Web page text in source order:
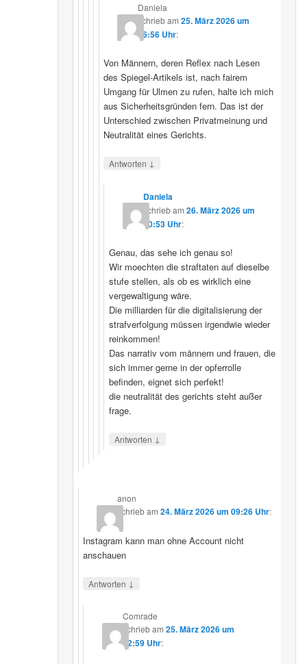
Daniela
schriebam25. März 2026 um
16:56 Uhr:
Von Männern, deren Reflex nach Lesen
des Spiegel-Artikels ist, nach fairem
Umgang für Ulmen zu rufen, halte ich mich
aus Sicherheitsgründen fern. Das ist der
Unterschied zwischen Privatmeinung und
Neutralität eines Gerichts.
Antworten ↓
Daniela
schriebam 26. März 2026 um
10:53 Uhr:
Genau, das sehe ich genau so!
Wir moechten die straftaten auf dieselbe
stufe stellen, als ob es wirklich eine
vergewaltigung wäre.
Die milliarden für die digitalisierung der
strafverfolgung müssen irgendwie wieder
reinkommen!
Das narrativ vom männern und frauen, die
sich immer gerne in der opferrolle
befinden, eignet sich perfekt!
die neutralität des gerichts steht außer
frage.
Antworten ↓
anon
schriebam24. März 2026 um 09:26 Uhr:
Instagram kann man ohne Account nicht
anschauen
Antworten ↓
Comrade
schriebam 25. März 2026 um
12:59 Uhr: